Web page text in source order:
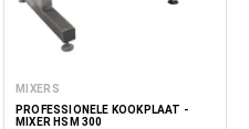
MIXERS
PROFESSIONELE KOOKPLAAT -
MIXER HSM 300